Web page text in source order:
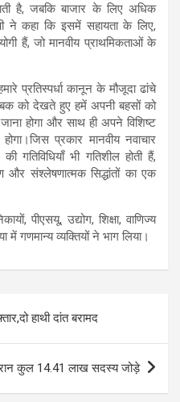
है, जबकि बाजार के लिए अधिक
ने कहा कि इसमें सहायता के लिए,
हैं, जो मानवीय प्राथमिकताओं के
प्रतिस्पर्धा कानून के मौजूदा ढांचे
को देखते हुए हमें अपनी बहसों को
होगा और साथ ही अपने विशिष्ट
प्रकार मानवीय नवाचार
गतिविधियाँ भी गतिशील होती हैं,
और संश्लेषणात्मक सिद्धांतों का एक
पीएसयू, उद्योग, शिक्षा, वाणिज्य
गणमान्य व्यक्तियों ने भाग लिया।
हाथी दांत बरामद
कुल 14.41 लाख सदस्य जोड़े